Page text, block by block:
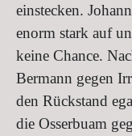
einstecken.
enorm stark auf
keine Chance.
Bermann gegen
den Rückstand
die Osserbuam